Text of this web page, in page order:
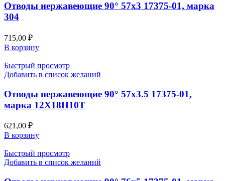
Отводы нержавеющие 90° 57х3 17375-01, марка
304
715,00 ₽
В корзину
Быстрый просмотр
Добавить в список желаний
Отводы нержавеющие 90° 57х3.5 17375-01,
марка 12Х18Н10Т
621,00 ₽
В корзину
Быстрый просмотр
Добавить в список желаний